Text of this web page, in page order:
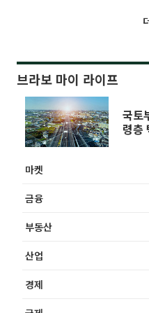
브라보 마이 라이프
국토
령층
마켓
금융
부동산
산업
경제